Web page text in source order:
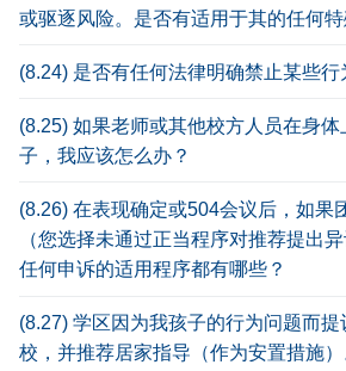
或驱逐风险。是否有适用于其的任何
(8.24) 是否有任何法律明确禁止某些行
(8.25) 如果老师或其他校方人员在身
子，我应该怎么办？
(8.26) 在表现确定或504会议后，如果
（您选择未通过正当程序对推荐提出
任何申诉的适用程序都有哪些？
(8.27) 学区因为我孩子的行为问题而提
校，并推荐居家指导（作为安置措施